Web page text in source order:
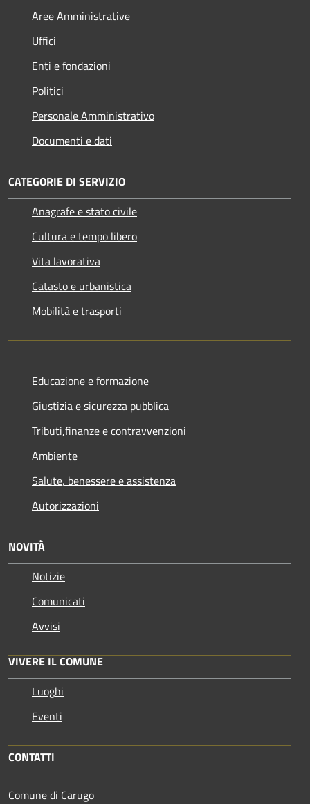
Aree Amministrative
Uffici
Enti e fondazioni
Politici
Personale Amministrativo
Documenti e dati
CATEGORIE DI SERVIZIO
Anagrafe e stato civile
Cultura e tempo libero
Vita lavorativa
Catasto e urbanistica
Mobilità e trasporti
Educazione e formazione
Giustizia e sicurezza pubblica
Tributi,finanze e contravvenzioni
Ambiente
Salute, benessere e assistenza
Autorizzazioni
NOVITÀ
Notizie
Comunicati
Avvisi
VIVERE IL COMUNE
Luoghi
Eventi
CONTATTI
Comune di Carugo